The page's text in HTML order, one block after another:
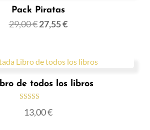
Pack Piratas
29,00€ 27,55€
de todos los libros
5.00
13,00€